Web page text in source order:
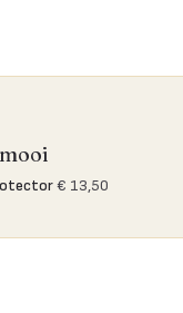
€ 13,50